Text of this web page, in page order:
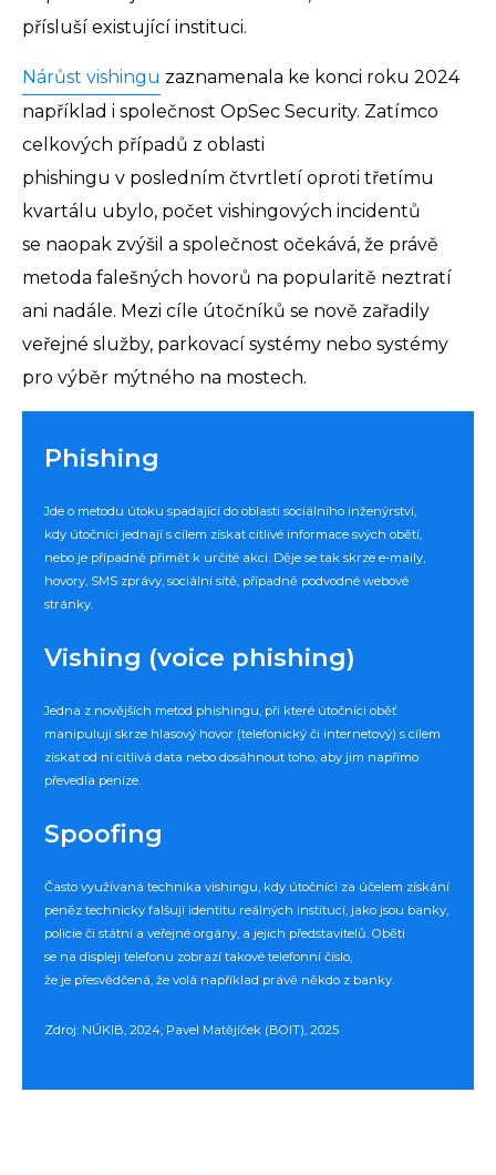
přísluší existující instituci.
Nárůst vishingu zaznamenala ke konci roku 2024
například i společnost OpSec Security. Zatímco
celkových případů z oblasti
phishingu v posledním čtvrtletí oproti třetímu
kvartálu ubylo, počet vishingových incidentů
se naopak zvýšil a společnost očekává, že právě
metoda falešných hovorů na popularitě neztratí
ani nadále. Mezi cíle útočníků se nově zařadily
veřejné služby, parkovací systémy nebo systémy
pro výběr mýtného na mostech.
Phishing
Jde o metodu útoku spadající do oblasti sociálního inženýrství,
kdy útočníci jednají s cílem získat citlivé informace svých obětí,
nebo je případně přimět k určité akci. Děje se tak skrze e-maily,
hovory, SMS zprávy, sociální sítě, případně podvodné webové
stránky.
Vishing (voice phishing)
Jedna z novějších metod phishingu, při které útočníci oběť
manipulují skrze hlasový hovor (telefonický či internetový) s cílem
získat od ní citlivá data nebo dosáhnout toho, aby jim napřímo
převedla peníze.
Spoofing
Často využívaná technika vishingu, kdy útočníci za účelem získání
peněz technicky falšují identitu reálných institucí, jako jsou banky,
policie či státní a veřejné orgány, a jejich představitelů. Oběti
se na displeji telefonu zobrazí takové telefonní číslo,
že je přesvědčená, že volá například právě někdo z banky.
Zdroj: NÚKIB, 2024; Pavel Matějíček (BOIT), 2025